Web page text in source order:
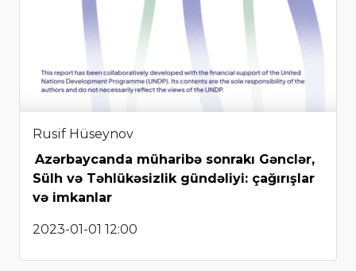
Rusif Hüseynov
Azərbaycanda müharibə sonrakı Gənclər,
Sülh və Təhlükəsizlik gündəliyi: çağırışlar
və imkanlar
2023-01-01 12:00